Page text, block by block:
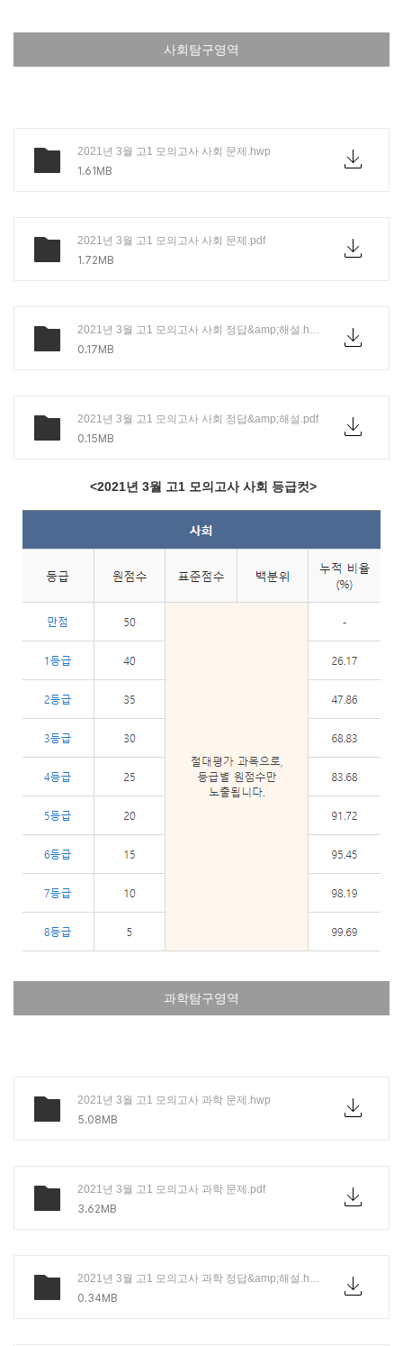
사회탐구영역
2021년 3월 고1 모의고사 사회 문제.hwp
1.61MB
2021년 3월 고1 모의고사 사회 문제.pdf
1.72MB
2021년 3월 고1 모의고사 사회 정답&amp;해설.hwp
0.17MB
2021년 3월 고1 모의고사 사회 정답&amp;해설.pdf
0.15MB
<2021년 3월 고1 모의고사 사회 등급컷>
과학탐구영역
2021년 3월 고1 모의고사 과학 문제.hwp
5.08MB
2021년 3월 고1 모의고사 과학 문제.pdf
3.62MB
2021년 3월 고1 모의고사 과학 정답&amp;해설.hwp
0.34MB